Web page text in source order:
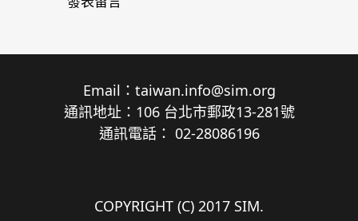
Email： taiwan.info@sim.org
通訊地址：106 台北市郵政13-281號
通訊電話： 02-28086196
COPYRIGHT (C) 2017 SIM.